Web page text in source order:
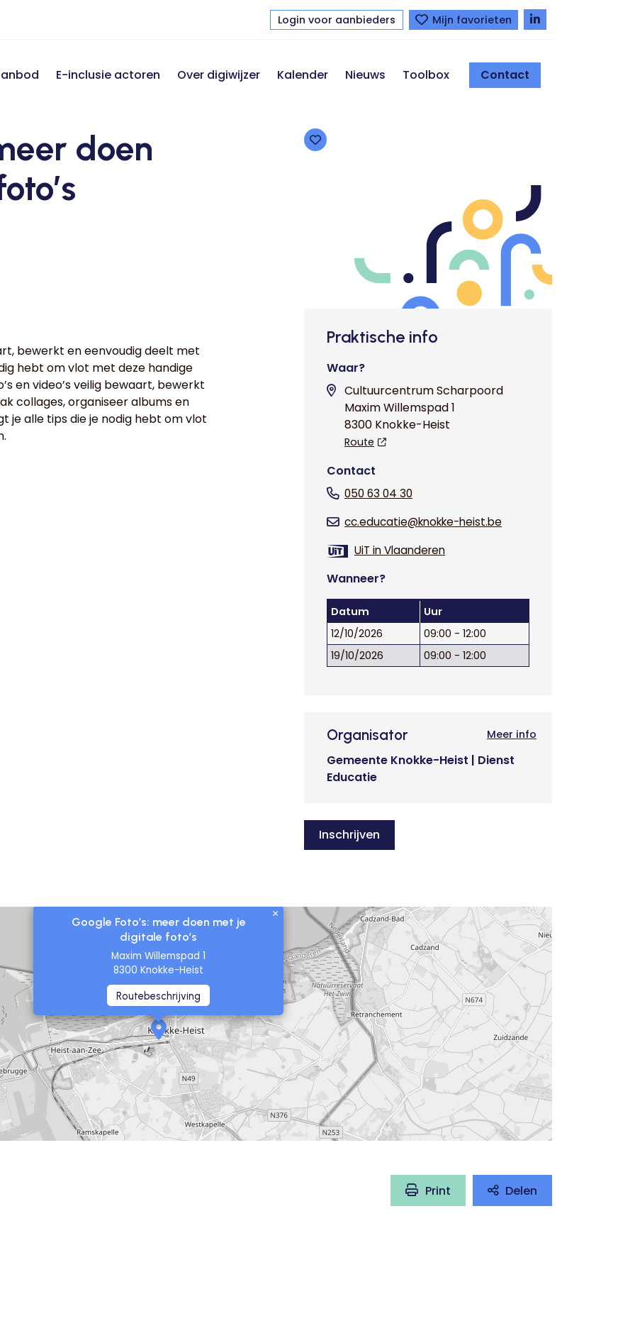
Login voor aanbieders Mijn favorieten
E-inclusie actoren Over digiwijzer Kalender Nieuws Toolbox Contact
doen
Toevoegen aan favorieten
bewerkt en eenvoudig deelt met
hebt om vlot met deze handige
en video’s veilig bewaart, bewerkt
collages, organiseer albums en
je alle tips die je nodig hebt om vlot
Praktische info
Waar?
Cultuurcentrum Scharpoord
Maxim Willemspad 1
8300 Knokke-Heist
Route
Contact
050 63 04 30
cc.educatie@knokke-heist.be
UiT in Vlaanderen
Wanneer?
Datum
Uur
12/10/2026
09:00 - 12:00
19/10/2026
09:00 - 12:00
Organisator
Gemeente Knokke-Heist | Dienst
Educatie
Meer info
Inschrijven
Google Foto’s: meer doen met je
digitale foto’s
Maxim Willemspad 1
8300 Knokke-Heist
Routebeschrijving
×
Print Delen